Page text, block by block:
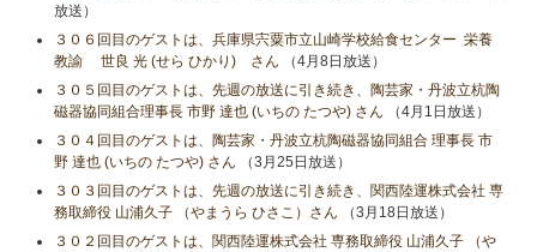
放送）
３０６回目のゲストは、兵庫県宍粟市立山崎学校給食センター 栄養
教諭 世良 光 (せら ひかり) さん （4月8日放送）
３０５回目のゲストは、先週の放送に引き続き、陶芸家・丹波立杭陶
磁器協同組合理事長 市野 達也 (いちの たつや) さん （4月1日放送）
３０４回目のゲストは、陶芸家・丹波立杭陶磁器協同組合 理事長 市
野 達也 (いちの たつや) さん （3月25日放送）
３０３回目のゲストは、先週の放送に引き続き、関西陸運株式会社 専
務取締役 山浦久子 （やまうら ひさこ）さん （3月18日放送）
３０２回目のゲストは、関西陸運株式会社 専務取締役 山浦久子 （や